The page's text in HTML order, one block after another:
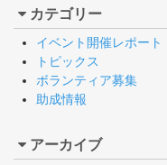
カテゴリー
イベント開催レポート
トピックス
ボランティア募集
助成情報
アーカイブ